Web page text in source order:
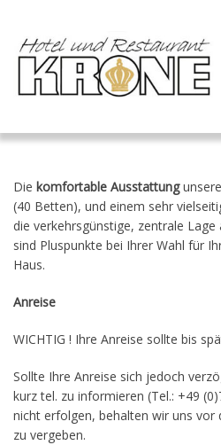
Die komfortable Ausstattung
(40 Betten), und einem sehr
die verkehrsgünstige, zentrale
sind Pluspunkte bei Ihrer Wahl für
Haus.
Anreise
WICHTIG ! Ihre Anreise sollte bis
Sollte Ihre Anreise sich jedoch
kurz tel. zu informieren (Tel.: +49
nicht erfolgen, behalten wir uns vor
zu vergeben.